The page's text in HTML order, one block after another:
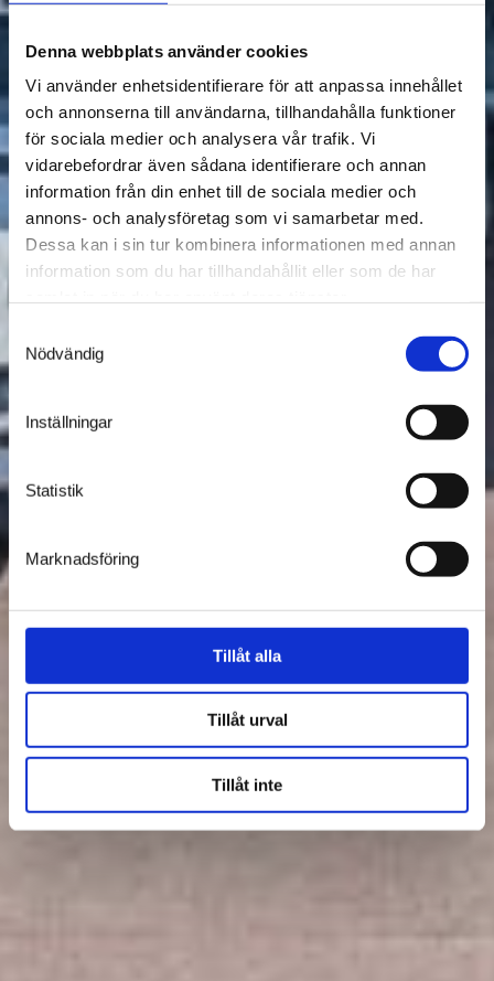
Denna webbplats använder cookies
Vi använder enhetsidentifierare för att anpassa innehållet
och annonserna till användarna, tillhandahålla funktioner
för sociala medier och analysera vår trafik. Vi
vidarebefordrar även sådana identifierare och annan
information från din enhet till de sociala medier och
annons- och analysföretag som vi samarbetar med.
Dessa kan i sin tur kombinera informationen med annan
information som du har tillhandahållit eller som de har
Nödvändig
Inställningar
Statistik
Marknadsföring
Tillåt alla
Tillåt urval
Tillåt inte